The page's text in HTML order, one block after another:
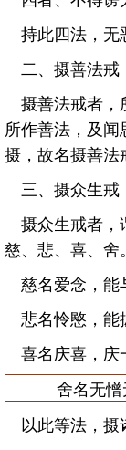
持此四法，无
二、摄善法戒
摄善法戒者，
所作善法，及
摄，故名摄善法
三、摄众生戒
摄众生戒者，
慈、悲、喜、舍。
慈名爱念，能
悲名怜愍，能
喜名庆喜，庆
舍名无憎
以此等法，